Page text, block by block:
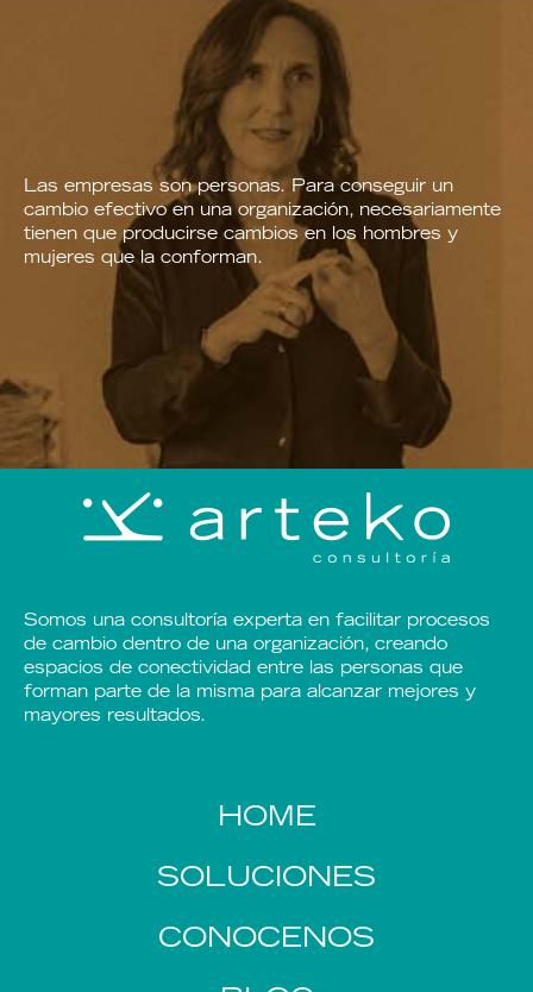
Las empresas son personas. Para conseguir un
cambio efectivo en una organización, necesariamente
tienen que producirse cambios en los hombres y
mujeres que la conforman.
Somos una consultoría experta en facilitar procesos
de cambio dentro de una organización, creando
espacios de conectividad entre las personas que
forman parte de la misma para alcanzar mejores y
mayores resultados.
HOME
SOLUCIONES
CONOCENOS